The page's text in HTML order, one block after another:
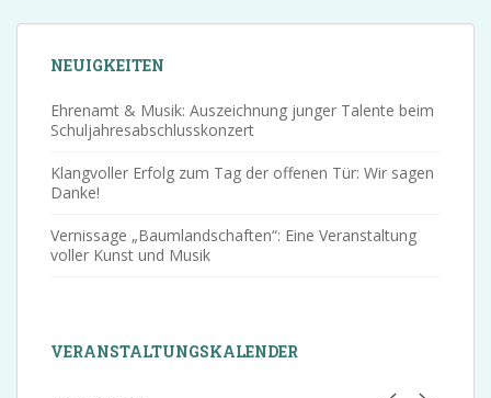
NEUIGKEITEN
Ehrenamt & Musik: Auszeichnung junger Talente beim
Schuljahresabschlusskonzert
Klangvoller Erfolg zum Tag der offenen Tür: Wir sagen
Danke!
Vernissage „Baumlandschaften“: Eine Veranstaltung
voller Kunst und Musik
VERANSTALTUNGSKALENDER